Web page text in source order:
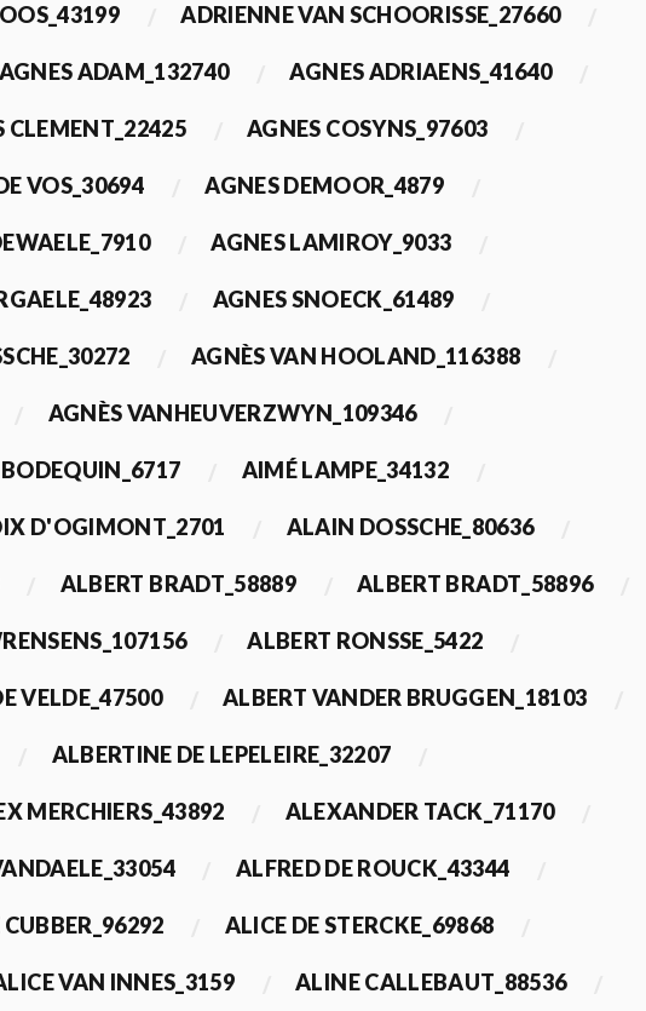
ADRIENNE VAN SCHOORISSE_27660
AGNES ADAM_132740 AGNES ADRIAENS_41640
CLEMENT_22425 AGNES COSYNS_97603
VOS_30694 AGNES DEMOOR_4879
AGNES LAMIROY_9033
AGNES SNOECK_61489
AGNÈS VAN HOOLAND_116388
AGNÈS VANHEUVERZWYN_109346
AIMÉ LAMPE_34132
D'OGIMONT_2701 ALAIN DOSSCHE_80636
ALBERT BRADT_58889 ALBERT BRADT_58896
ALBERT RONSSE_5422
VELDE_47500 ALBERT VANDER BRUGGEN_18103
ALBERTINE DE LEPELEIRE_32207
MERCHIERS_43892 ALEXANDER TACK_71170
ALFRED DE ROUCK_43344
ALICE DE STERCKE_69868
VAN INNES_3159 ALINE CALLEBAUT_88536